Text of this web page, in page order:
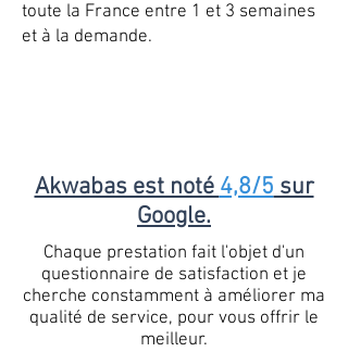
toute la France entre 1 et 3 semaines
et à la demande.
Akwabas est noté 4,8/5 sur
Google.
Chaque prestation fait l'objet d'un
questionnaire de satisfaction et je
cherche constamment à améliorer ma
qualité de service, pour vous offrir le
meilleur.